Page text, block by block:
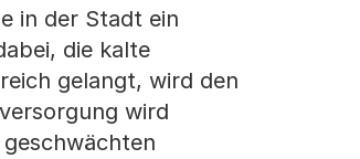
in der Stadt ein
die kalte
gelangt, wird den
wird